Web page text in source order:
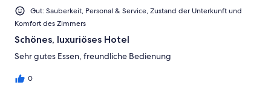
Ungenügend
Gut: Sauberkeit, Personal & Service, Zustand der Unterkunft und
Komfort des Zimmers
Schönes, luxuriöses Hotel
Sehr gutes Essen, freundliche Bedienung
0